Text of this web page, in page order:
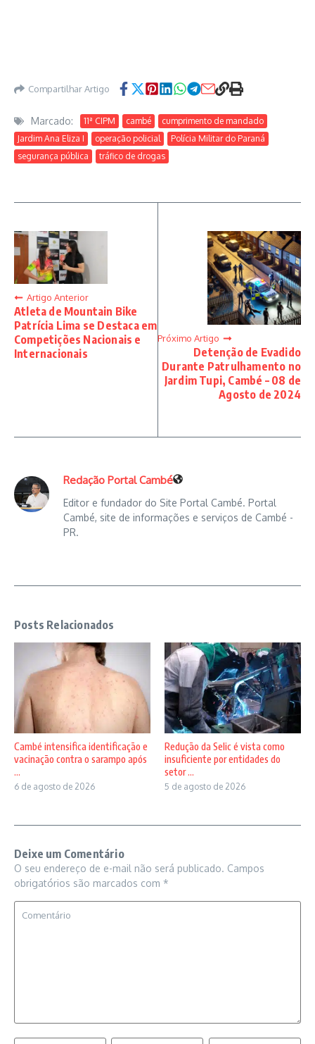
Compartilhar Artigo
Marcado: 11ª CIPM cambé
cumprimento de mandado
Jardim Ana Eliza I
operação policial
Polícia Militar do Paraná
segurança pública
tráfico de drogas
Artigo Anterior
Atleta de Mountain Bike
Patrícia Lima se Destaca em
Competições Nacionais e
Internacionais
Próximo Artigo
Detenção de Evadido
Durante Patrulhamento no
Jardim Tupi, Cambé – 08 de
Agosto de 2024
Redação Portal Cambé
Editor e fundador do Site Portal Cambé. Portal
Cambé, site de informações e serviços de Cambé -
PR.
Posts Relacionados
Cambé intensifica identificação e
vacinação contra o sarampo após
...
6 de agosto de 2026
Redução da Selic é vista como
insuficiente por entidades do
setor ...
5 de agosto de 2026
Deixe um Comentário
O seu endereço de e-mail não será publicado. Campos
obrigatórios são marcados com *